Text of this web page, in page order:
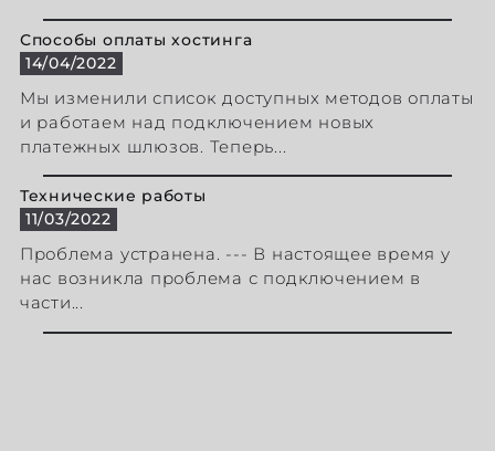
Способы оплаты хостинга
14/04/2022
Мы изменили список доступных методов оплаты
и работаем над подключением новых
платежных шлюзов. Теперь...
Технические работы
11/03/2022
Проблема устранена. --- В настоящее время у
нас возникла проблема с подключением в
части...